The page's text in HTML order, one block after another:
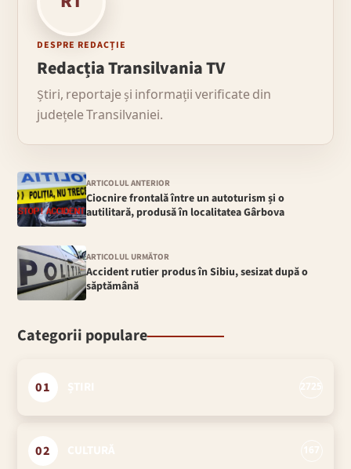
DESPRE REDACȚIE
Redacția Transilvania TV
Știri, reportaje și informații verificate din
județele Transilvaniei.
ARTICOLUL ANTERIOR
Ciocnire frontală între un autoturism și o
autilitară, produsă în localitatea Gârbova
ARTICOLUL URMĂTOR
Accident rutier produs în Sibiu, sesizat după o
săptămână
Categorii populare
01
02